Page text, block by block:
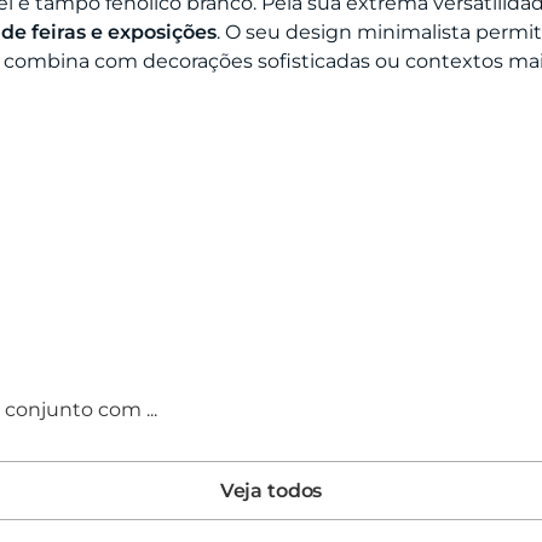
feiras e exposições. O seu design minimalista
com decorações sofisticadas ou contextos
com ...
Veja todos